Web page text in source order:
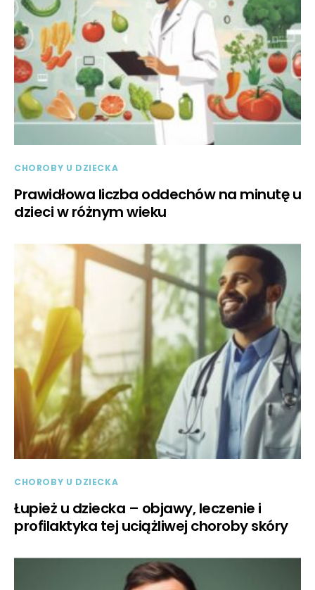
CHOROBY U DZIECKA
Prawidłowa liczba oddechów na minutę u
dzieci w różnym wieku
CHOROBY U DZIECKA
Łupież u dziecka – objawy, leczenie i
profilaktyka tej uciążliwej choroby skóry